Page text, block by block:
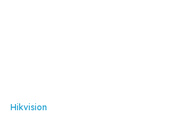
Hikvision